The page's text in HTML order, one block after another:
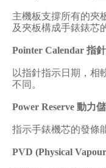
主機板支撐所有的夾
及夾板構成手錶錶芯
Pointer Calendar 指
以指針指示日期，相
不同。
Power Reserve 動力
指示手錶機芯的發條
PVD (Physical